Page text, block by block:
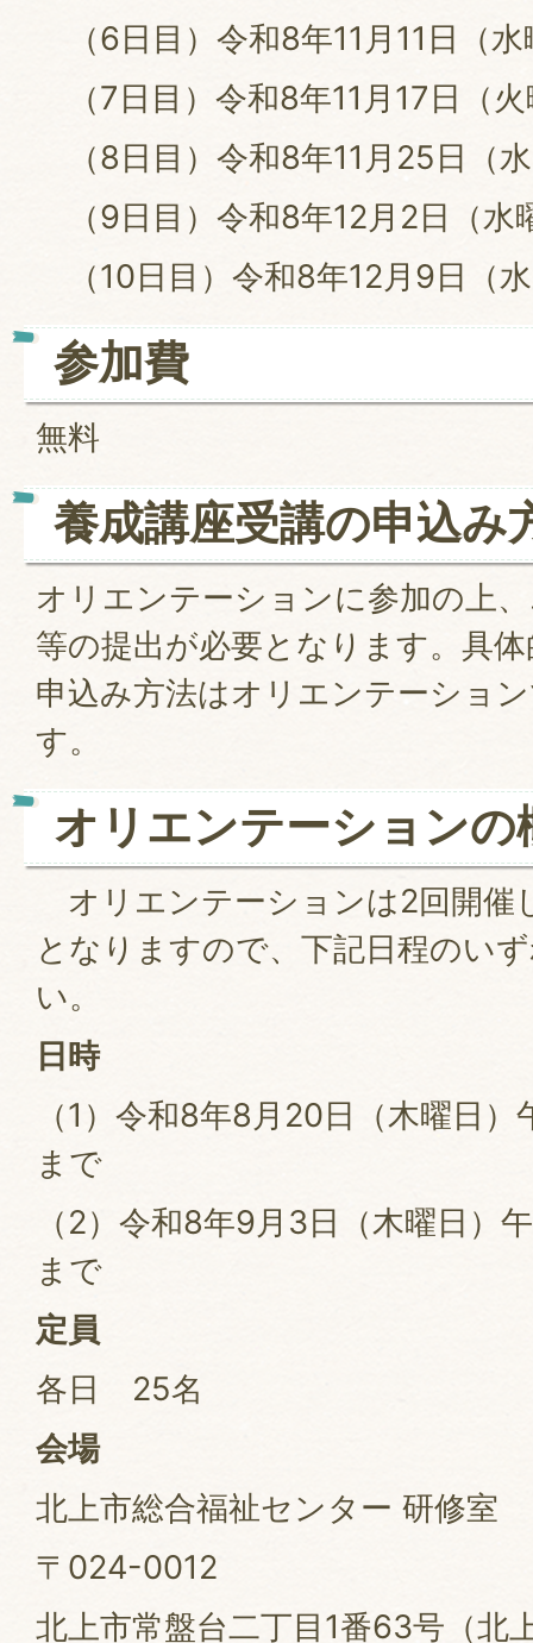
（6日目）令和8年11月11日（
（7日目）令和8年11月17日
（8日目）令和8年11月25日
（9日目）令和8年12月2日
（10日目）令和8年12月9日
参加費
無料
養成講座受講の申込み
オリエンテーションに参加の上
等の提出が必要となります。具
申込み方法はオリエンテーショ
す。
オリエンテーションの
オリエンテーションは2回開催
となりますので、下記日程のい
い。
日時
（1）令和8年8月20日（木曜日
まで
（2）令和8年9月3日（木曜日）
まで
定員
各日 25名
会場
北上市総合福祉センター 研修室
〒024-0012
北上市常盤台二丁目1番63号（北